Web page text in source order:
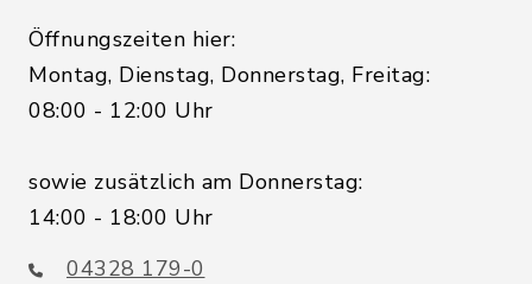
Öffnungszeiten hier:
Montag, Dienstag, Donnerstag, Freitag:
08:00 - 12:00 Uhr
sowie zusätzlich am Donnerstag:
14:00 - 18:00 Uhr
04328 179-0